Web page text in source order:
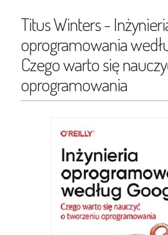
Titus Winters -
oprogramowania
Czego warto się
oprogramowania